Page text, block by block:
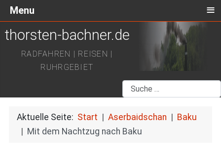
thorsten-bachner.de
RADFAHREN | REISEN |
RUHRGEBIET
Suchen
Aktuelle Seite: Start Aserbaidschan
Baku
Mit dem Nachtzug nach Baku
Menu ≡